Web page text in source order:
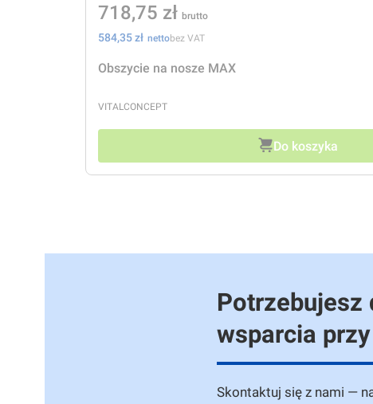
Obszycie na nosze MAX
PRODUCENT
VITALCONCEPT
Cena
718,75 zł
Cena
584,35 zł bez VAT
Do koszyka
wsparcia
Skontaktuj się z nami —